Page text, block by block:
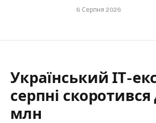
6 Серпня 2026
Український ІТ-
серпні
млн